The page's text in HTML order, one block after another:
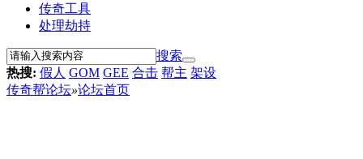
传奇工具
处理劫持
搜索
热搜: 假人 GOM GEE 合击 帮主 架设
传奇帮论坛»论坛首页